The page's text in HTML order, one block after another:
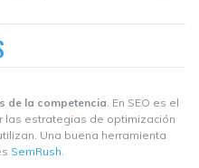
de la competencia . En SEO es el
las estrategias de optimización
Una buena herramienta
SemRush